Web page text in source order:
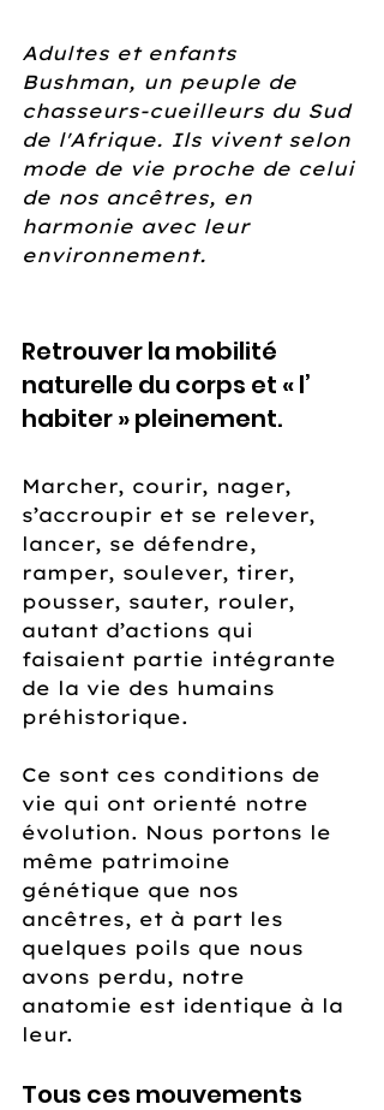
Adultes et enfants
Bushman, un peuple de
chasseurs-cueilleurs du Sud
de l'Afrique. Ils vivent selon
mode de vie proche de celui
de nos ancêtres, en
harmonie avec leur
environnement.
Retrouver la mobilité
naturelle du corps et « l’
habiter » pleinement.
Marcher, courir, nager,
s’accroupir et se relever,
lancer, se défendre,
ramper, soulever, tirer,
pousser, sauter, rouler,
autant d’actions qui
faisaient partie intégrante
de la vie des humains
préhistorique.
Ce sont ces conditions de
vie qui ont orienté notre
évolution. Nous portons le
même patrimoine
génétique que nos
ancêtres, et à part les
quelques poils que nous
avons perdu, notre
anatomie est identique à la
leur.
Tous ces mouvements